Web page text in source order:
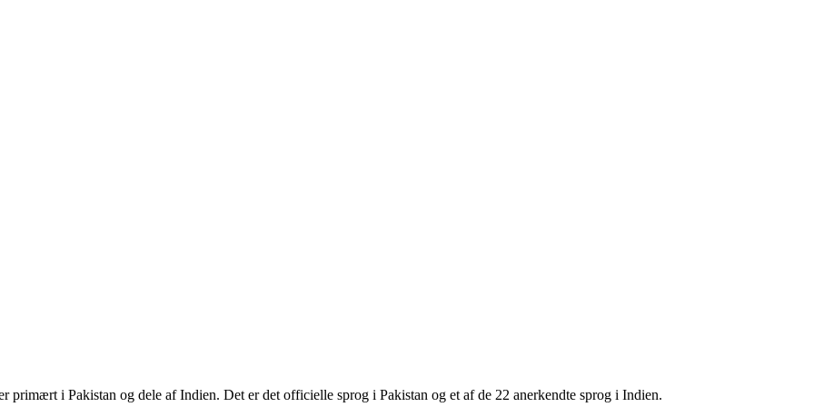
primært i Pakistan og dele af Indien. Det er det officielle sprog i Pakistan og et af de 22 anerkendte sprog i Indien.